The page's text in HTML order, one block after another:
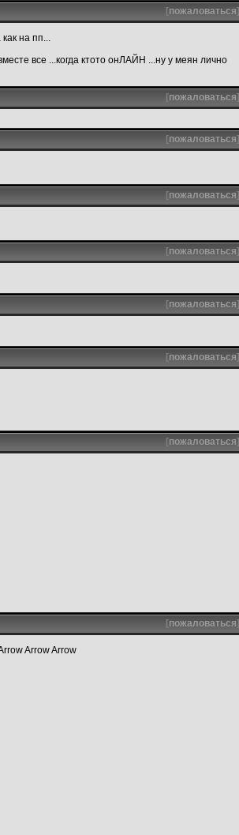
[пожаловаться]
на пп...
все ...когда ктото онЛАЙН ...ну у меян лично
[пожаловаться]
[пожаловаться]
[пожаловаться]
[пожаловаться]
[пожаловаться]
[пожаловаться]
[пожаловаться]
[пожаловаться]
Arrow Arrow